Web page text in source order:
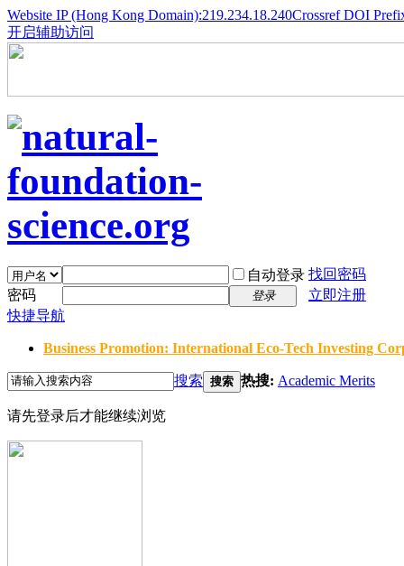
Website IP (Hong Kong Domain):219.234.18.240Crossref DOI
开启辅助访问
自动登录 找回密码
密码
登录
立即注册
快捷导航
Business Promotion: International Eco-Tech Investing
搜索 搜索 热搜: Academic Merits
请先登录后才能继续浏览